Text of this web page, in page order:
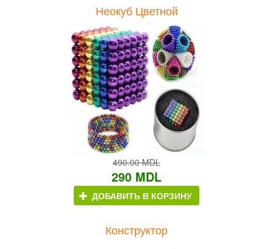
Неокуб Цветной
490.00 MDL
290 MDL
ДОБАВИТЬ В КОРЗИНУ
Конструктор